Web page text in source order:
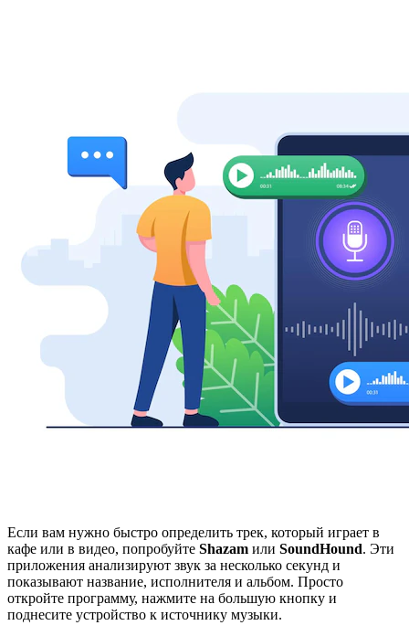
Если вам нужно быстро определить трек, который играет в
кафе или в видео, попробуйте Shazam или SoundHound. Эти
приложения анализируют звук за несколько секунд и
показывают название, исполнителя и альбом. Просто
откройте программу, нажмите на большую кнопку и
поднесите устройство к источнику музыки.